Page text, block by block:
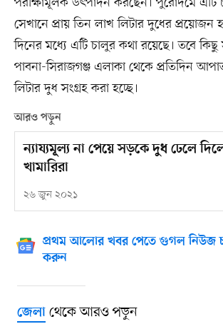
সেখানে প্রায় তিন লাখ লিটার দুধের প্রয়োজন
দিনের মধ্যে এটি চালুর কথা রয়েছে। তবে কিছু
পাবনা-সিরাজগঞ্জ এলাকা থেকে প্রতিদিন
লিটার দুধ সংগ্রহ করা হচ্ছে।
আরও পড়ুন
ন্যায্যমূল্য না পেয়ে সড়কে দুধ ঢেলে
খামারিরা
২৬ জুন ২০২১
প্রথম আলোর খবর পেতে গুগল নিউজ
করুন
জেলাথেকে আরও পড়ুন